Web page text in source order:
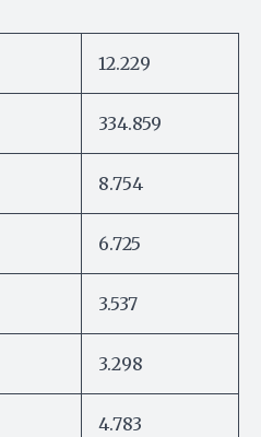
12.229
334.859
8.754
6.725
3.537
3.298
4.783